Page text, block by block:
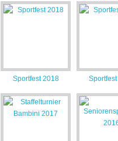
Sportfest 2018